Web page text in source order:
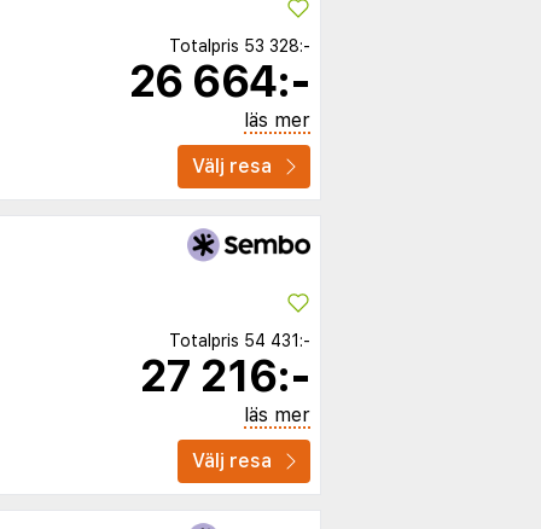
Totalpris 53 328:-
26 664:-
läs mer
Välj resa
Totalpris 54 431:-
27 216:-
läs mer
Välj resa